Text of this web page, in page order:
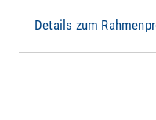
Details zum